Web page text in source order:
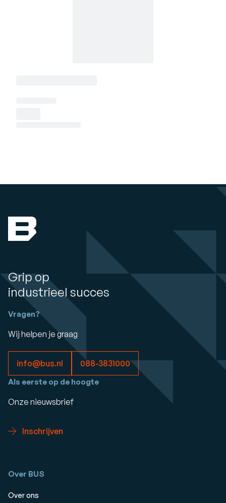
Grip op
industrieel succes
Vragen?
Wij helpen je graag
info@bus.nl 088-3831000
Als eerste op de hoogte
Onze nieuwsbrief
Inschrijven
Over BUS
Over ons